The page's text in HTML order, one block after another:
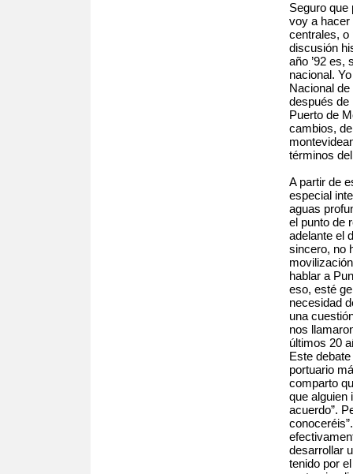
Seguro
voy a hacer
centrales, o
discusión
año ’92 es,
nacional.
Nacional
después de
Puerto de
cambios,
términos
A partir de
especial
aguas
el punto de
adelante el
sincero, no
hablar a
eso, esté
necesidad
una
nos
últimos 20
Este
portuario
comparto
que alguien
acuerdo”.
desarrollar
tenido por